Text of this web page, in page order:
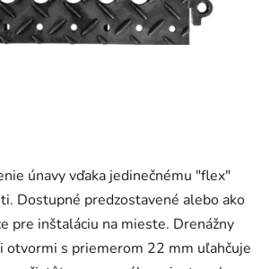
únavy vďaka jedinečnému "flex"
Dostupné predzostavené alebo ako
pre inštaláciu na mieste. Drenážny
otvormi s priemerom 22 mm uľahčuje